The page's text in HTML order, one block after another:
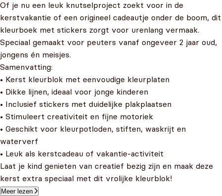
Of je nu een leuk knutselproject zoekt voor in de
kerstvakantie of een origineel cadeautje onder de boom, dit
kleurboek met stickers zorgt voor urenlang vermaak.
Speciaal gemaakt voor peuters vanaf ongeveer 2 jaar oud,
jongens én meisjes.
Samenvatting:
• Kerst kleurblok met eenvoudige kleurplaten
• Dikke lijnen, ideaal voor jonge kinderen
• Inclusief stickers met duidelijke plakplaatsen
• Stimuleert creativiteit en fijne motoriek
• Geschikt voor kleurpotloden, stiften, waskrijt en
waterverf
• Leuk als kerstcadeau of vakantie-activiteit
Laat je kind genieten van creatief bezig zijn en maak deze
kerst extra speciaal met dit vrolijke kleurblok!
Meer lezen